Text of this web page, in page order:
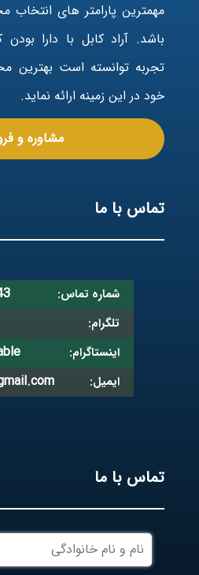
مهمترین پارامتر های
باشد. آراد کابل با دارا
تجربه توانسته است بهترین
خود در این زمینه ارائه نماید.
مشاوره و
تماس با ما
شماره تماس:
تلگرام:
اینستاگرام:
ایمیل:
تماس با ما